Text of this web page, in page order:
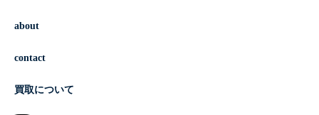
about
contact
買取について